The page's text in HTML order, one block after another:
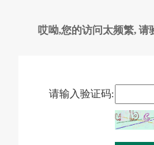
哎呦,您的访问太频繁, 请
请输入验证码: